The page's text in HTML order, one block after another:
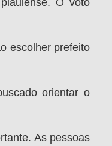
O voto
escolher prefeito
orientar o
As pessoas